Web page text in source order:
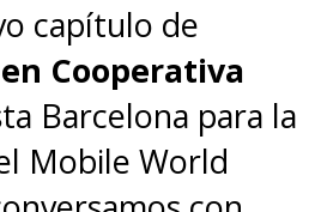
capítulo de
Cooperativa
Barcelona para la
Mobile World